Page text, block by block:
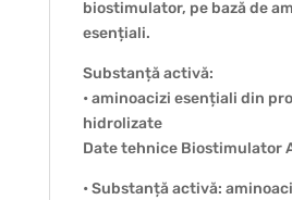
biostimulator, pe bază de
esențiali.
Substanță activă:
• aminoacizi esențiali din
hidrolizate
Date tehnice Biostimulator
• Substanță activă: